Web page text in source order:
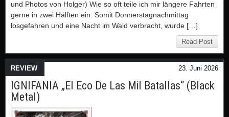
und Photos von Holger) Wie so oft teile ich mir längere Fahrten
gerne in zwei Hälften ein. Somit Donnerstagnachmittag
losgefahren und eine Nacht im Wald verbracht, wurde […]
Read Post
23. Juni 2026
REVIEW
IGNIFANIA „El Eco De Las Mil Batallas“ (Black
Metal)